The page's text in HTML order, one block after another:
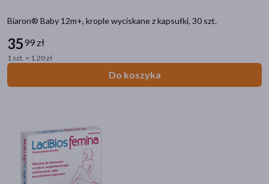
Biaron® Baby 12m+, krople wyciskane z kapsułki, 30 szt.
3599 zł
1 szt. = 1,20 zł
Do koszyka
Do poprzedniej kategorii
Zdrowie w ciąży
Zaparcia i wzdęcia
Układ moczowo-płciowy
Odporność w ciąży